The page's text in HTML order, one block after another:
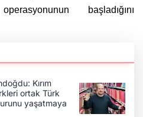
başladığını
Kırım
ortak Türk
yaşatmaya